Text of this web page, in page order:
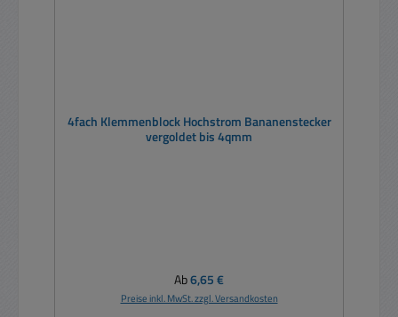
4fach Klemmenblock Hochstrom Bananenstecker
vergoldet bis 4qmm
Regulärer Preis:
Ab6,65 €
Preise inkl. MwSt. zzgl. Versandkosten